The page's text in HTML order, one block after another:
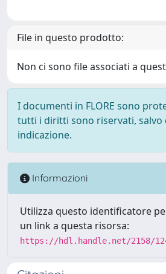
File in questo prodotto:
Non ci sono file associati a
I documenti in FLORE sono
tutti i diritti sono riservati, salvo
indicazione.
Informazioni
Utilizza questo identificatore
un link a questa risorsa:
https://hdl.handle.net/2158/